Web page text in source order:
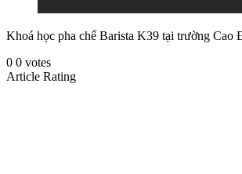
Khoá học pha chế Barista K39 tại trường
0 0 votes
Article Rating